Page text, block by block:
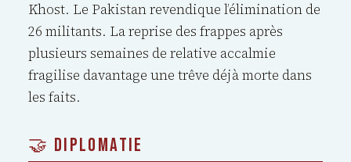
Khost. Le Pakistan revendique l’élimination de
26 militants. La reprise des frappes après
plusieurs semaines de relative accalmie
fragilise davantage une trêve déjà morte dans
les faits.
🤝 DIPLOMATIE